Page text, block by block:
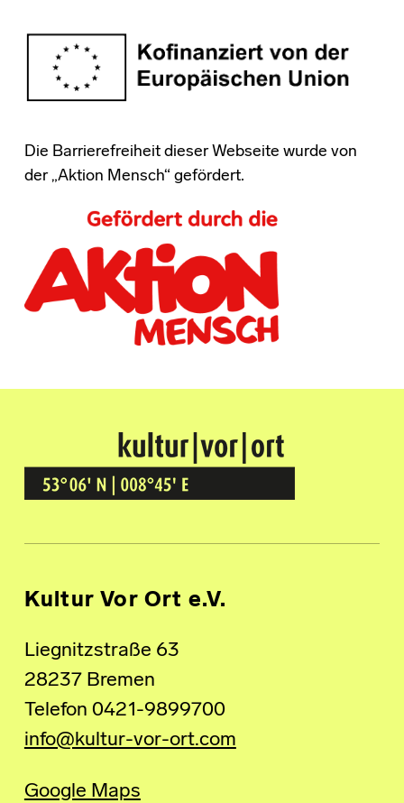
Die Barrierefreiheit dieser Webseite wurde von
der „Aktion Mensch“ gefördert.
Kultur Vor Ort
BREMEN GRÖPELINGEN
Kultur Vor Ort e.V.
Liegnitzstraße 63
28237 Bremen
Telefon 0421-9899700
info@kultur-vor-ort.com
Google Maps